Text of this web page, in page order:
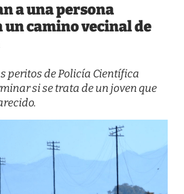
a una persona
un camino vecinal de
peritos de Policía Científica
si se trata de un joven que